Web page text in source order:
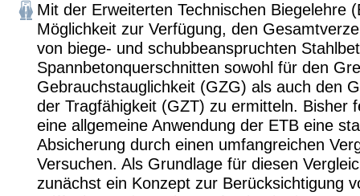
Mit der Erweiterten Technischen Biegelehre
Möglichkeit zur Verfügung, den
von biege- und schubbeanspruchten
Spannbetonquerschnitten sowohl für den
Gebrauchstauglichkeit (GZG) als auch den
der Tragfähigkeit (GZT) zu ermitteln. Bisher
eine allgemeine Anwendung der ETB eine
Absicherung durch einen umfangreichen
Versuchen. Als Grundlage für diesen
zunächst ein Konzept zur Berücksichtigung